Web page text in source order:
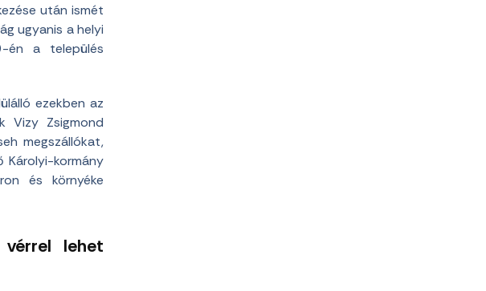
után ismét
ugyanis a helyi
én a település
ezekben az
Vizy Zsigmond
megszállókat,
kormány
és környéke
lehet